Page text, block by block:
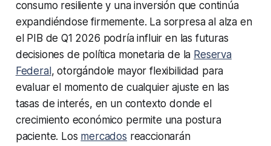
consumo resiliente y una inversión que continúa
expandiéndose firmemente. La sorpresa al alza en
el PIB de Q1 2026 podría influir en las futuras
decisiones de política monetaria de la Reserva
Federal , otorgándole mayor flexibilidad para
evaluar el momento de cualquier ajuste en las
tasas de interés, en un contexto donde el
crecimiento económico permite una postura
paciente. Los mercados reaccionarán